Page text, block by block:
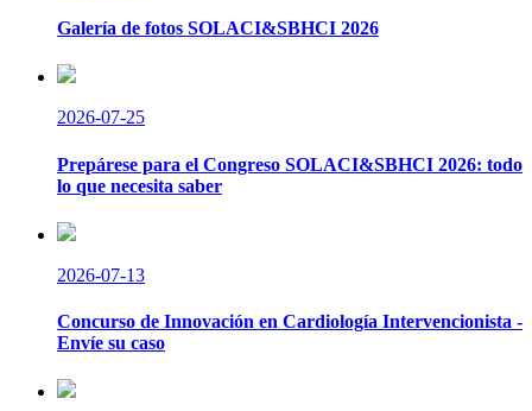
Galería de fotos SOLACI&SBHCI 2026
2026-07-25
Prepárese para el Congreso SOLACI&SBHCI 2026: todo
lo que necesita saber
2026-07-13
Concurso de Innovación en Cardiología Intervencionista -
Envíe su caso